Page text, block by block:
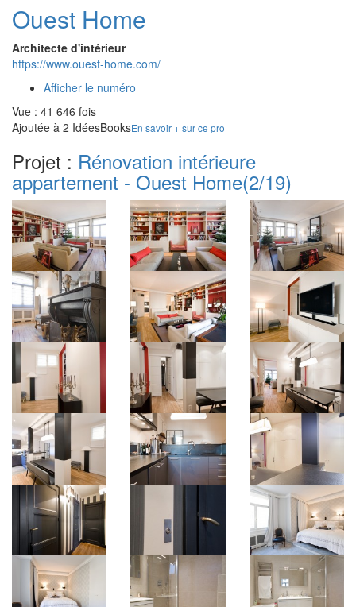
Ouest Home
Architecte d'intérieur
https://www.ouest-home.com/
Afficher le numéro
Vue : 41 646 fois
Ajoutée à 2 IdéesBooksEn savoir + sur ce pro
Projet : Rénovation intérieure
appartement - Ouest Home(2/19)